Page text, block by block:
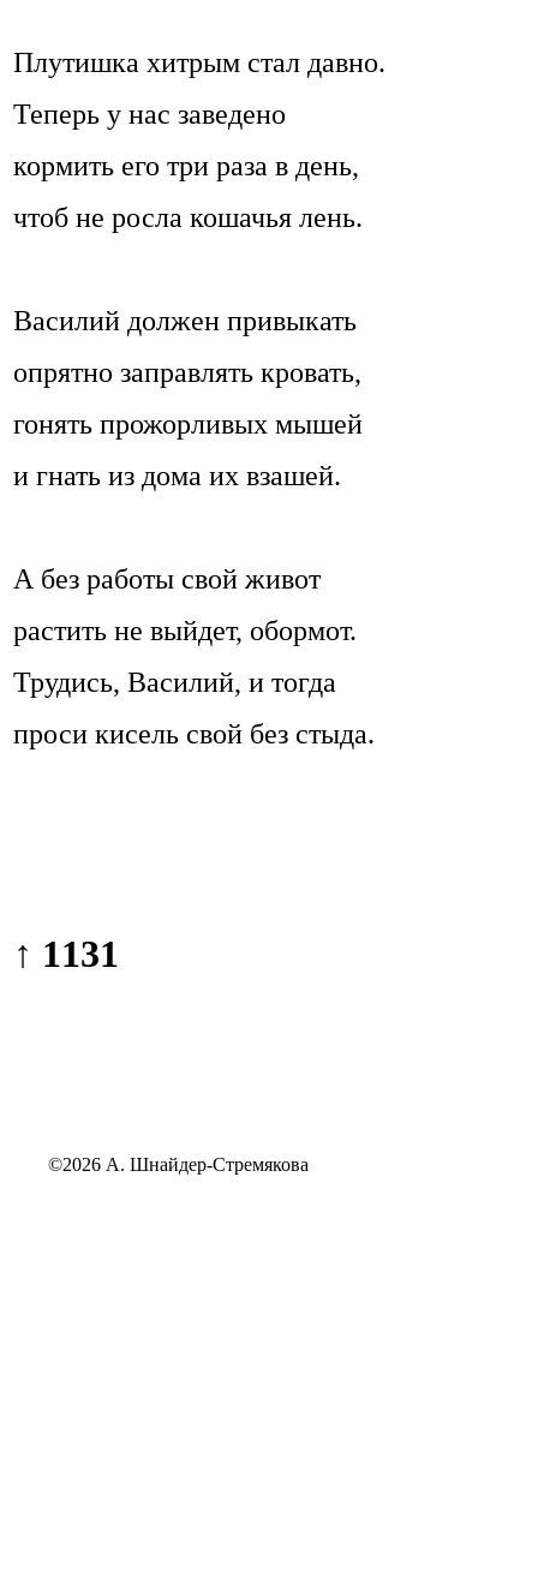
Плутишка хитрым стал давно.
Теперь у нас заведено
кормить его три раза в день,
чтоб не росла кошачья лень.
Василий должен привыкать
опрятно заправлять кровать,
гонять прожорливых мышей
и гнать из дома их взашей.
А без работы свой живот
растить не выйдет, обормот.
Трудись, Василий, и тогда
проси кисель свой без стыда.
↑ 1131
©2026 А. Шнайдер-Стремякова